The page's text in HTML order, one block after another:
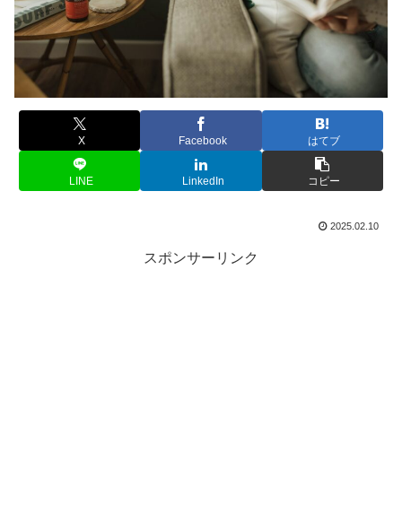
X Facebook はてブ
LINE LinkedIn コピー
2025.02.10
スポンサーリンク